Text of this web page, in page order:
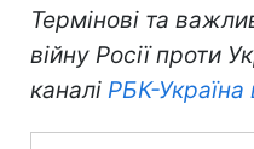
Термінові та
війну Росії проти
каналі РБК-Україна